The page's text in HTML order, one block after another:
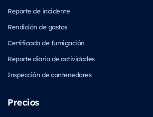
Reporte de incidente
Rendición de gastos
Certificado de fumigación
Reporte diario de actividades
Inspección de contenedores
Precios